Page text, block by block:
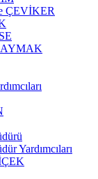
ÇEVİKER
Yardımcıları